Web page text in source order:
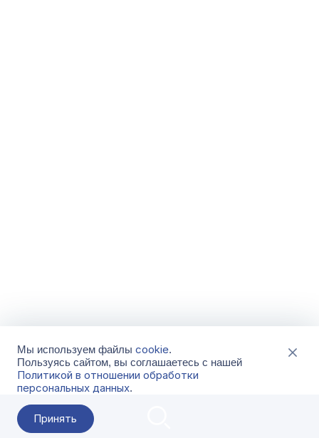
Мы используем файлы cookie.
Пользуясь сайтом, вы соглашаетесь с нашей
Политикой в отношении обработки
персональных данных.
Принять